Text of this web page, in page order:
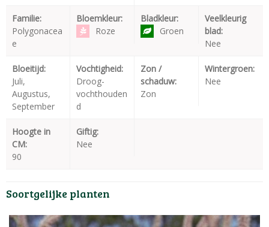
Familie:
Polygonacea
e
Bloemkleur:
Roze
Bladkleur:
Groen
Veelkleurig
blad:
Nee
Bloeitijd:
Juli,
Augustus,
September
Vochtigheid:
Droog-
vochthouden
d
Zon /
schaduw:
Zon
Wintergroen:
Nee
Hoogte in
CM:
90
Giftig:
Nee
Soortgelijke planten